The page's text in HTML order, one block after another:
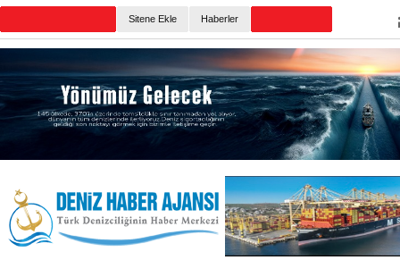
Sitene Ekle Haberler
Anadolu